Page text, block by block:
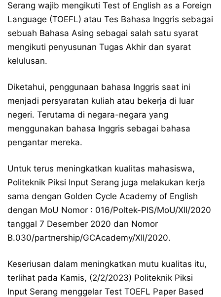
Serang wajib mengikuti Test of English as a Foreign
Language (TOEFL) atau Tes Bahasa Inggris sebagai
sebuah Bahasa Asing sebagai salah satu syarat
mengikuti penyusunan Tugas Akhir dan syarat
kelulusan.
Diketahui, penggunaan bahasa Inggris saat ini
menjadi persyaratan kuliah atau bekerja di luar
negeri. Terutama di negara-negara yang
menggunakan bahasa Inggris sebagai bahasa
pengantar mereka.
Untuk terus meningkatkan kualitas mahasiswa,
Politeknik Piksi Input Serang juga melakukan kerja
sama dengan Golden Cycle Academy of English
dengan MoU Nomor : 016/Poltek-PIS/MoU/XII/2020
tanggal 7 Desember 2020 dan Nomor
B.030/partnership/GCAcademy/XII/2020.
Keseriusan dalam meningkatkan mutu kualitas itu,
terlihat pada Kamis, (2/2/2023) Politeknik Piksi
Input Serang menggelar Test TOEFL Paper Based